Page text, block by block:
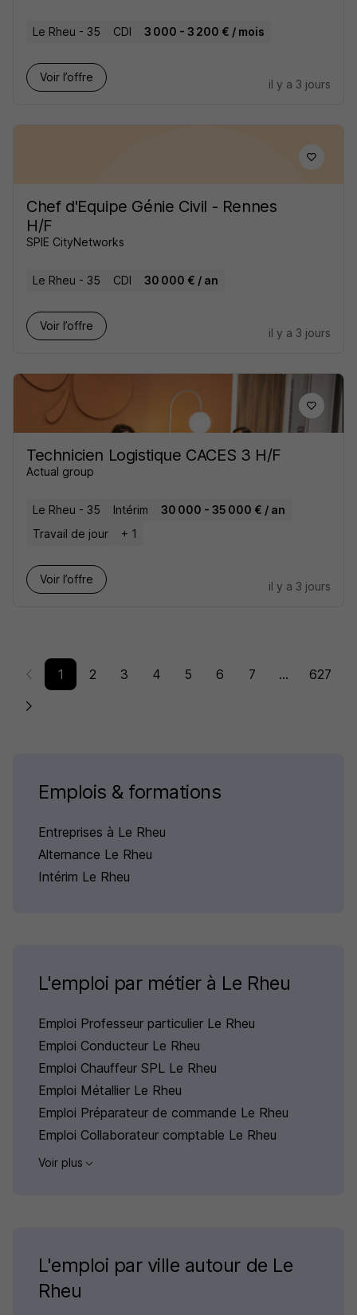
Le Rheu - 35 CDI 3 000 - 3 200 € / mois
Voir l’offre
il y a 3 jours
Chef d'Equipe Génie Civil - Rennes
H/F
SPIE CityNetworks
Le Rheu - 35 CDI 30 000 € / an
Voir l’offre
il y a 3 jours
Technicien Logistique CACES 3 H/F
Actual group
Le Rheu - 35 Intérim
30 000 - 35 000 € / an
Travail de jour
+ 1
Voir l’offre
il y a 3 jours
1 2 3 4 5 6 7 ... 627
Emplois & formations
Entreprises à Le Rheu
Alternance Le Rheu
Intérim Le Rheu
L'emploi par métier à Le Rheu
Emploi Professeur particulier Le Rheu
Emploi Conducteur Le Rheu
Emploi Chauffeur SPL Le Rheu
Emploi Métallier Le Rheu
Emploi Préparateur de commande Le Rheu
Emploi Collaborateur comptable Le Rheu
Voir plus
L'emploi par ville autour de Le
Rheu